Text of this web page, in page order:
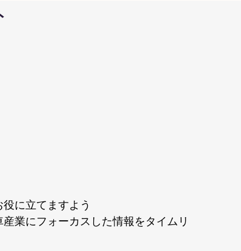
に立てますよう
業にフォーカスした情報をタイムリ